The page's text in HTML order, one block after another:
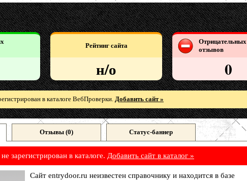
Рейтинг сайта
н/о
Отрицательных
отзывов
0
в каталоге ВебПроверки. Добавить сайт »
Отзывы (0) Статус-баннер
зарегистрирован в каталоге. Добавить сайт в каталог »
Сайт entrydoor.ru неизвестен справочнику и находится в базе